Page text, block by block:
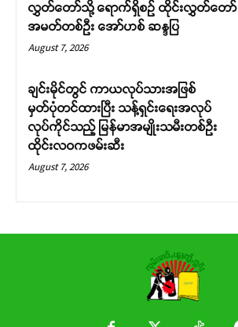
လွှတ်တော်သို့ ရောက်ရှိစဉ် ထိုင်းလွှတ်တော်
အမတ်တစ်ဦး အော်ဟစ် ဆန္ဒပြ
August 7, 2026
ချင်းမိုင်တွင် ကာယလုပ်သားအဖြစ်
မှတ်ပုံတင်ထားပြီး သန့်ရှင်းရေးအလုပ်
လုပ်ကိုင်သည့် မြန်မာအမျိုးသမီးတစ်ဦး
ထိုင်းလဝကဖမ်းဆီး
August 7, 2026